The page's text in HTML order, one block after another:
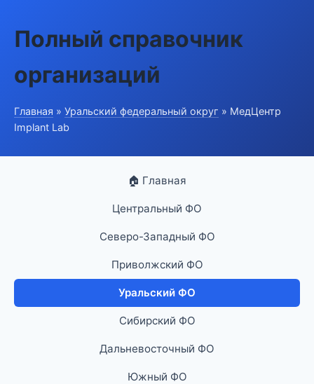
Полный справочник
организаций
Главная » Уральский федеральный округ » МедЦентр
Implant Lab
🏠 Главная
Центральный ФО
Северо-Западный ФО
Приволжский ФО
Уральский ФО
Сибирский ФО
Дальневосточный ФО
Южный ФО